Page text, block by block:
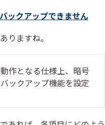
ックアップできません
りますね。
作となる仕様上、暗号
ックアップ機能を設定